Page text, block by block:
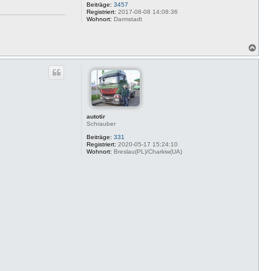
Beiträge: 3457
Registriert: 2017-08-08 14:08:36
Wohnort: Darmstadt
a
autotir
Schrauber
Beiträge: 331
Registriert: 2020-05-17 15:24:10
Wohnort: Breslau(PL)/Charkiw(UA)